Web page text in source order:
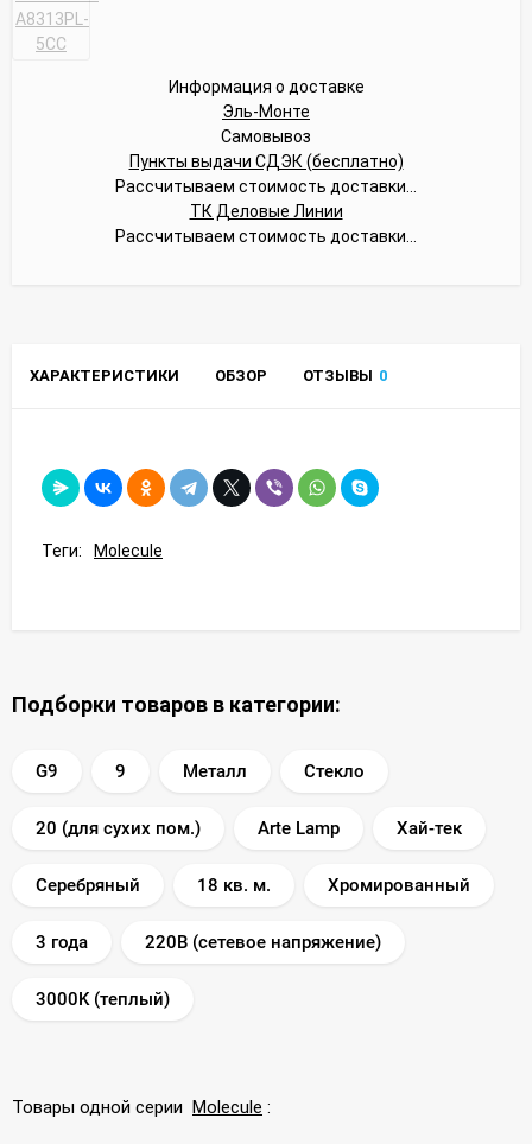
Информация о доставке
Эль-Монте
Самовывоз
Пункты выдачи СДЭК (бесплатно)
Рассчитываем стоимость доставки...
ТК Деловые Линии
Рассчитываем стоимость доставки...
ХАРАКТЕРИСТИКИ ОБЗОР ОТЗЫВЫ 0
Теги: Molecule
Подборки товаров в категории:
G9 9 Металл Стекло
20 (для сухих пом.) Arte Lamp Хай-тек
Серебряный 18 кв. м. Хромированный
3 года 220В (сетевое напряжение)
3000K (теплый)
Товары одной серии Molecule :